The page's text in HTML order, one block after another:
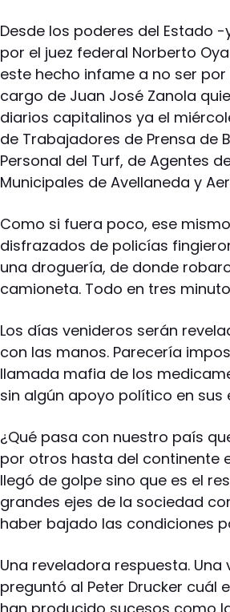
Desde los poderes del Estado
por el juez federal Norberto
este hecho infame a no ser
cargo de Juan José Zanola
diarios capitalinos ya el
de Trabajadores de Prensa de
Personal del Turf, de Agentes
Municipales de Avellaneda y
Como si fuera poco, ese
disfrazados de policías
una droguería, de donde
camioneta. Todo en tres
Los días venideros serán
con las manos. Parecería
llamada mafia de los
sin algún apoyo político en
¿Qué pasa con nuestro país
por otros hasta del continente
llegó de golpe sino que es el
grandes ejes de la sociedad
haber bajado las condiciones
Una reveladora respuesta.
preguntó al Peter Drucker cuál
han producido sucesos como